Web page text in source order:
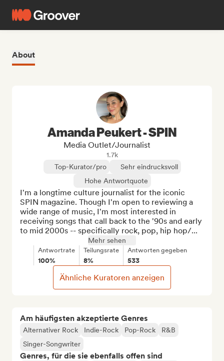
About
Am häufigsten akzeptierte Genres
Alternativer Rock Indie-Rock Pop-Rock
R&B
Singer-Songwriter
Genres, für die sie ebenfalls offen sind
Amanda Peukert - SPIN
Media Outlet/Journalist
1.7k
Top-Kurator/pro
Sehr eindrucksvoll
Hohe Antwortquote
I'm a longtime culture journalist for the iconic
SPIN magazine. Though I'm open to reviewing a
wide range of music, I'm most interested in
receiving songs that call back to the '90s and early
to mid 2000s -- specifically rock, pop, hip hop/...
Mehr sehen
Antwortrate
100%
Teilungsrate
8%
Antworten gegeben
533
Ähnliche Kuratoren anzeigen